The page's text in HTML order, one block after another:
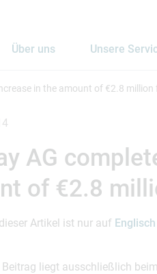
Über uns Unsere
in the amount of €2.8
AG
of €2.8
Artikel ist nur auf Englisch
liegt ausschließlich